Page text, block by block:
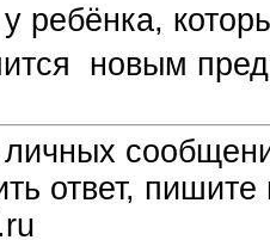
ребёнка,
новым
ответ,